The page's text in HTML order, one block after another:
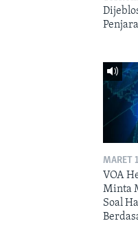
Penjara
MARET
VOA
Minta
Soal